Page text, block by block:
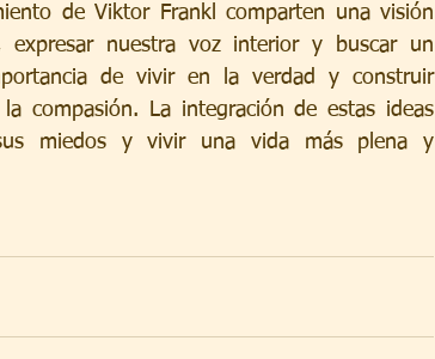
de Viktor Frankl comparten una visión
expresar nuestra voz interior y buscar un
de vivir en la verdad y construir
compasión. La integración de estas ideas
miedos y vivir una vida más plena y